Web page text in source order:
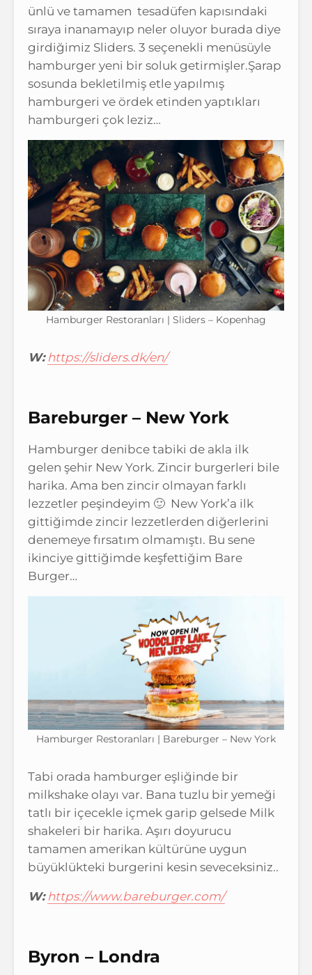
ünlü ve tamamen tesadüfen kapısındaki
sıraya inanamayıp neler oluyor burada diye
girdiğimiz Sliders. 3 seçenekli menüsüyle
hamburger yeni bir soluk getirmişler.Şarap
sosunda bekletilmiş etle yapılmış
hamburgeri ve ördek etinden yaptıkları
hamburgeri çok leziz…
Hamburger Restoranları | Sliders – Kopenhag
W: https://sliders.dk/en/
Bareburger – New York
Hamburger denibce tabiki de akla ilk
gelen şehir New York. Zincir burgerleri bile
harika. Ama ben zincir olmayan farklı
lezzetler peşindeyim 🙂 New York’a ilk
gittiğimde zincir lezzetlerden diğerlerini
denemeye fırsatım olmamıştı. Bu sene
ikinciye gittiğimde keşfettiğim Bare
Burger…
Hamburger Restoranları | Bareburger – New York
Tabi orada hamburger eşliğinde bir
milkshake olayı var. Bana tuzlu bir yemeği
tatlı bir içecekle içmek garip gelsede Milk
shakeleri bir harika. Aşırı doyurucu
tamamen amerikan kültürüne uygun
büyüklükteki burgerini kesin seveceksiniz..
W: https://www.bareburger.com/
Byron – Londra